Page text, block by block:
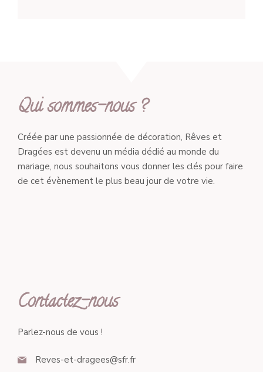
Qui sommes-nous ?
Créée par une passionnée de décoration, Rêves et
Dragées est devenu un média dédié au monde du
mariage, nous souhaitons vous donner les clés pour faire
de cet évènement le plus beau jour de votre vie.
Contactez-nous
Parlez-nous de vous !
Reves-et-dragees@sfr.fr